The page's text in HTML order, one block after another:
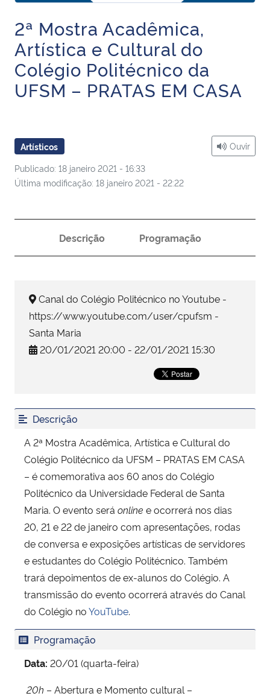
Ministério da Saúde
Ministério de Minas e Energia
Ministério do Meio Ambiente
Ministério do Turismo
Controladoria-Geral da União
Secretaria-Geral
Secretaria de Governo
Banco Central do Brasil
Planalto
2ª Mostra Acadêmica,
Artística e Cultural do
Colégio Politécnico da
UFSM – PRATAS EM CASA
Artísticos
Publicado: 18 janeiro 2021 - 16:33
Última modificação: 18 janeiro 2021 - 22:22
Ouvir
Descrição Programação
Canal do Colégio Politécnico no Youtube -
https://www.youtube.com/user/cpufsm -
Santa Maria
20/01/2021 20:00 - 22/01/2021 15:30
Descrição
A 2ª Mostra Acadêmica, Artística e Cultural do
Colégio Politécnico da UFSM – PRATAS EM CASA
– é comemorativa aos 60 anos do Colégio
Politécnico da Universidade Federal de Santa
Maria. O evento será online e ocorrerá nos dias
20, 21 e 22 de janeiro com apresentações, rodas
de conversa e exposições artísticas de servidores
e estudantes do Colégio Politécnico. Também
trará depoimentos de ex-alunos do Colégio. A
transmissão do evento ocorrerá através do Canal
do Colégio noYouTube.
Programação
Data: 20/01 (quarta-feira)
20h – Abertura e Momento cultural –